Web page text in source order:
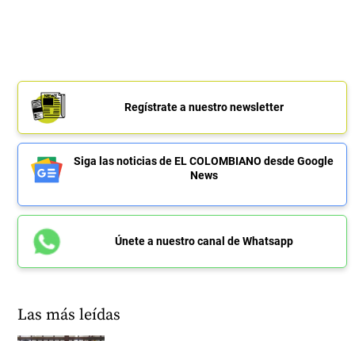
Regístrate a nuestro newsletter
Siga las noticias de EL COLOMBIANO desde Google
News
Únete a nuestro canal de Whatsapp
Las más leídas